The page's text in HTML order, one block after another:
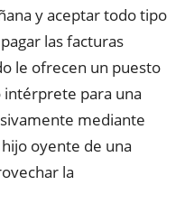
y aceptar todo tipo
las facturas
le ofrecen un puesto
para una
mediante
oyente de una
la